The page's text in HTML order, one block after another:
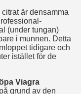
är densamma
(under tungan)
i munnen. Detta
tidigare och
istället för de
Viagra
grund av den